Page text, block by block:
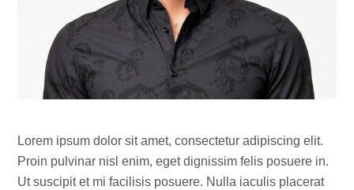
Lorem ipsum dolor sit amet, consectetur adipiscing elit.
Proin pulvinar nisl enim, eget dignissim felis posuere in.
Ut suscipit et mi facilisis posuere. Nulla iaculis placerat